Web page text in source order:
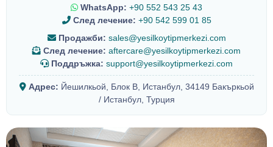
WhatsApp: +90 552 543 25 43
След лечение: +90 542 599 01 85
Продажби: sales@yesilkoytipmerkezi.com
След лечение: aftercare@yesilkoytipmerkezi.com
Поддръжка: support@yesilkoytipmerkezi.com
Адрес: Йешилкьой, Блок B, Истанбул, 34149 Бакъркьой
/ Истанбул, Турция